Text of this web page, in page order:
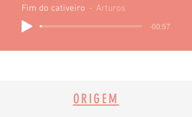
Fim do cativeiro Arturos
-00:57
ORIGEM